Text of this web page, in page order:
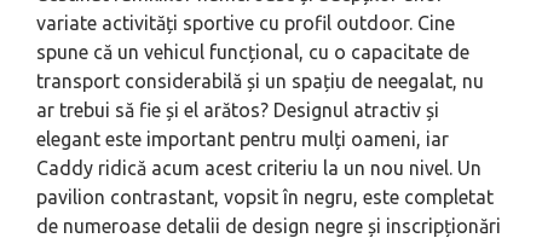
variate activități sportive cu profil outdoor. Cine
spune că un vehicul funcțional, cu o capacitate de
transport considerabilă și un spațiu de neegalat, nu
ar trebui să fie și el arătos? Designul atractiv și
elegant este important pentru mulți oameni, iar
Caddy ridică acum acest criteriu la un nou nivel. Un
pavilion contrastant, vopsit în negru, este completat
de numeroase detalii de design negre și inscripționări